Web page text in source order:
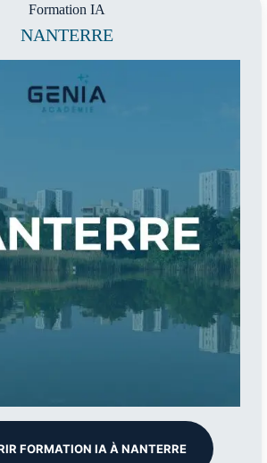
Formation IA
NANTERRE
FORMATION IA À NANTERRE